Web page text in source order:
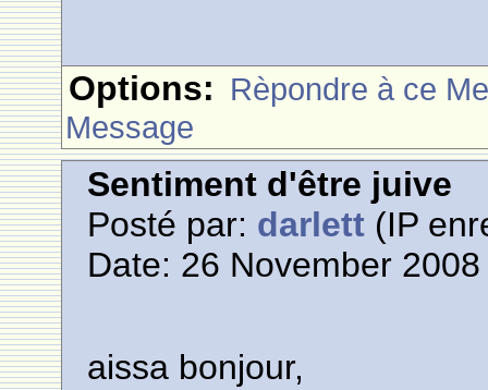
Options: Rèpondre à ce
Message
Sentiment d'être juive
Posté par: darlett (IP
Date: 26 November
aissa bonjour,